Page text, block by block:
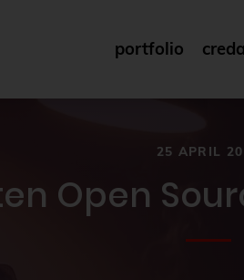
portfolio
25 APRIL
Open